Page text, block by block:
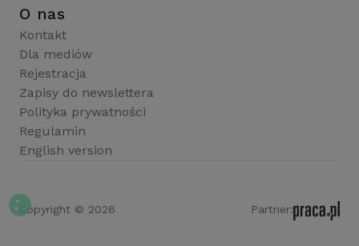
O nas
Kontakt
Dla mediów
Rejestracja
Zapisy do newslettera
Polityka prywatności
Regulamin
English version
Copyright © 2026 Partner: